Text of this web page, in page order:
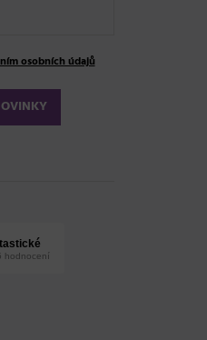
osobních údajů